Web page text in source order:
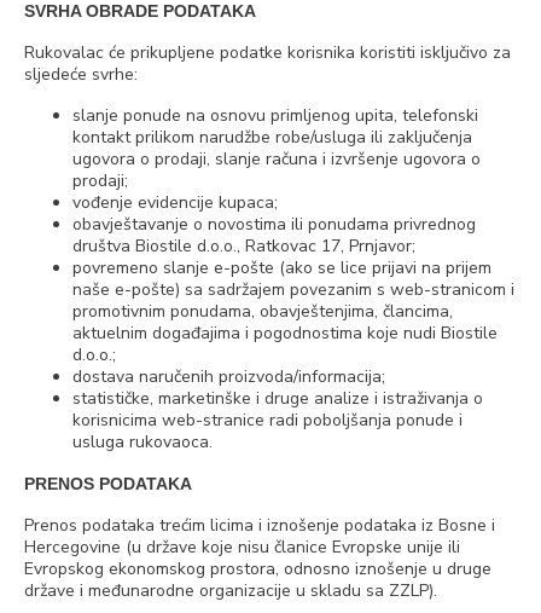
SVRHA OBRADE PODATAKA
Rukovalac će prikupljene podatke korisnika koristiti isključivo za
sljedeće svrhe:
slanje ponude na osnovu primljenog upita, telefonski
kontakt prilikom narudžbe robe/usluga ili zaključenja
ugovora o prodaji, slanje računa i izvršenje ugovora o
prodaji;
vođenje evidencije kupaca;
obavještavanje o novostima ili ponudama privrednog
društva Biostile d.o.o., Ratkovac 17, Prnjavor;
povremeno slanje e-pošte (ako se lice prijavi na prijem
naše e-pošte) sa sadržajem povezanim s web-stranicom i
promotivnim ponudama, obavještenjima, člancima,
aktuelnim događajima i pogodnostima koje nudi Biostile
d.o.o.;
dostava naručenih proizvoda/informacija;
statističke, marketinške i druge analize i istraživanja o
korisnicima web-stranice radi poboljšanja ponude i
usluga rukovaoca.
PRENOS PODATAKA
Prenos podataka trećim licima i iznošenje podataka iz Bosne i
Hercegovine (u države koje nisu članice Evropske unije ili
Evropskog ekonomskog prostora, odnosno iznošenje u druge
države i međunarodne organizacije u skladu sa ZZLP).